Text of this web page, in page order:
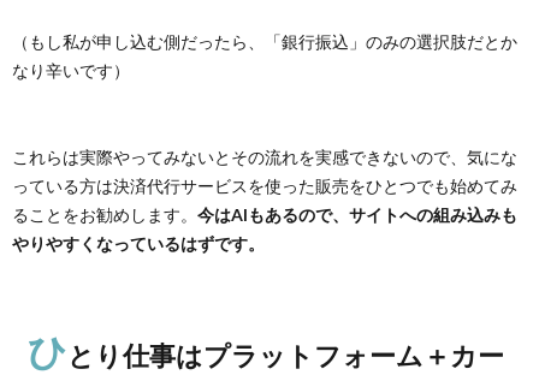
（もし私が申し込む側だったら、「銀行振込」のみの選択肢だとか
なり辛いです）
これらは実際やってみないとその流れを実感できないので、気にな
っている方は決済代行サービスを使った販売をひとつでも始めてみ
ることをお勧めします。 今はAIもあるので、サイトへの組み込みも
やりやすくなっているはずです。
ひとり仕事はプラットフォーム＋カー